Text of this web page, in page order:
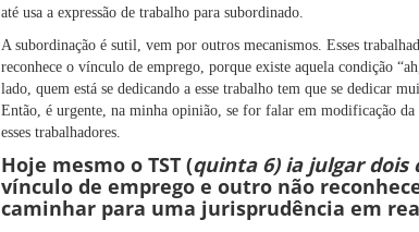
até usa a expressão de trabalho para subordinado.
A subordinação é sutil, vem por outros mecanismos. Esses
reconhece o vínculo de emprego, porque existe aquela condição
lado, quem está se dedicando a esse trabalho tem que se dedicar
Então, é urgente, na minha opinião, se for falar em modificação
esses trabalhadores.
Hoje mesmo o TST (quinta 6) ia julgar dois
vínculo de emprego e outro não
caminhar para uma jurisprudência em